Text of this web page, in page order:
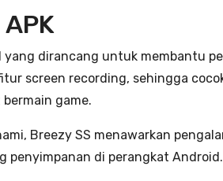
yang dirancang untuk membantu
screen recording, sehingga
game.
Breezy SS menawarkan
penyimpanan di perangkat Android.